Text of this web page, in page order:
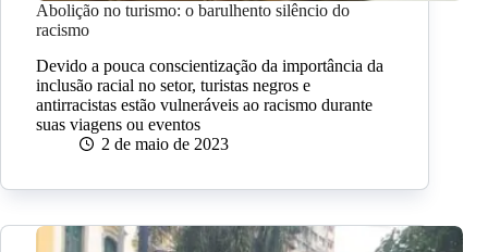
Abolição no turismo: o barulhento silêncio do
racismo
Devido a pouca conscientização da importância da
inclusão racial no setor, turistas negros e
antirracistas estão vulneráveis ao racismo durante
suas viagens ou eventos
2 de maio de 2023